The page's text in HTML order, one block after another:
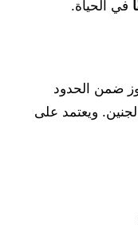
في الحياة.
ضمن الحدود
ويعتمد على